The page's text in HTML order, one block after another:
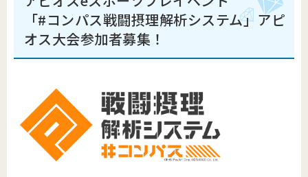
「#コンパス戦闘摂理解析システム」アピ
オス大会参加者募集！